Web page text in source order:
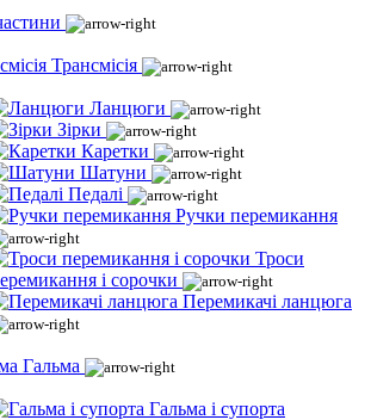
Трансмісія
Ланцюги
Зірки
Каретки
Шатуни
Педалі
Ручки перемикання
Троси
і сорочки
Перемикачі ланцюга
Гальма
Гальма і супорта